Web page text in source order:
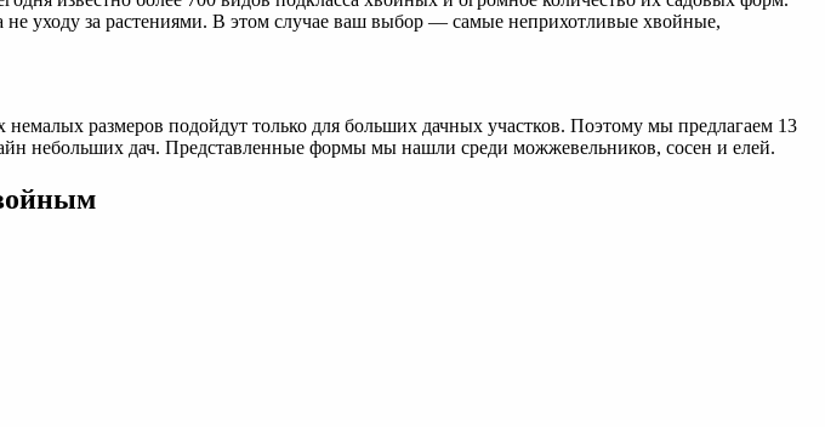
не уходу за растениями. В этом случае ваш выбор — самые неприхотливые хвойные,
немалых размеров подойдут только для больших дачных участков. Поэтому мы предлагаем 13
небольших дач. Представленные формы мы нашли среди можжевельников, сосен и елей.